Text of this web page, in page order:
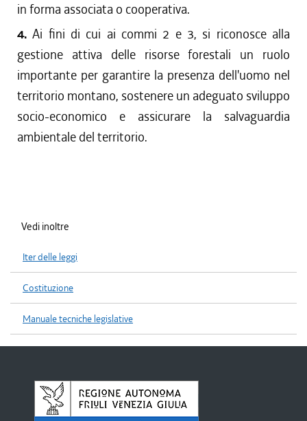
in forma associata o cooperativa.
4.Ai fini di cui ai commi 2 e 3, si riconosce alla
gestione attiva delle risorse forestali un ruolo
importante per garantire la presenza dell'uomo nel
territorio montano, sostenere un adeguato sviluppo
socio-economico e assicurare la salvaguardia
ambientale del territorio.
Vedi inoltre
Iter delle leggi
Costituzione
Manuale tecniche legislative